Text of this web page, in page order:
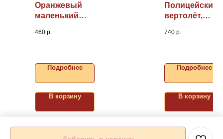
Оранжевый
маленький
3D, 30"/76см
460 р.
Подробнее
В корзину
Полицейский
вертолёт,
740 р.
Подробнее
В корзину